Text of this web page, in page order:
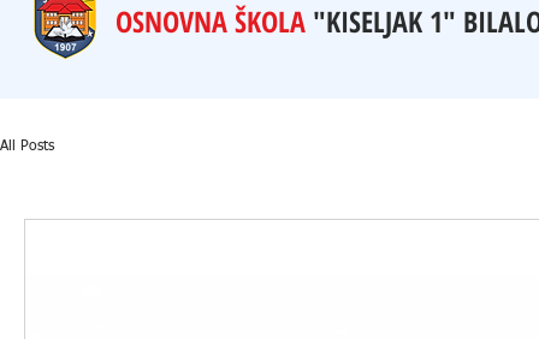
OSNOVNA ŠKOLA "KISELJAK 1"
All Posts